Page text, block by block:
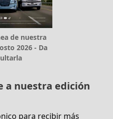
de nuestra
2026 - Da
a nuestra edición
para recibir más